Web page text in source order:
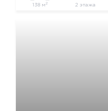
138 м 2 2 этажа